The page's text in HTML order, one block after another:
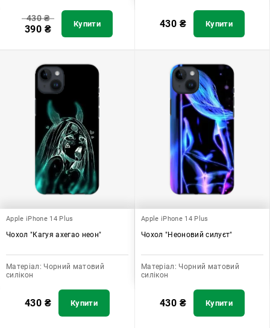
430₴
390 ₴ Купити 430 ₴ Купити
Apple iPhone 14 Plus
Чохол "Кагуя ахегао неон"
Матеріал: Чорний матовий
силікон
430 ₴ Купити
Apple iPhone 14 Plus
Чохол "Неоновий силуєт"
Матеріал: Чорний матовий
силікон
430 ₴ Купити